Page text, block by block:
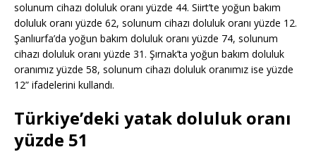
solunum cihazı doluluk oranı yüzde 44. Siirt’te yoğun bakım
doluluk oranı yüzde 62, solunum cihazı doluluk oranı yüzde 12.
Şanlıurfa’da yoğun bakım doluluk oranı yüzde 74, solunum
cihazı doluluk oranı yüzde 31. Şırnak’ta yoğun bakım doluluk
oranımız yüzde 58, solunum cihazı doluluk oranımız ise yüzde
12” ifadelerini kullandı.
Türkiye’deki yatak doluluk oranı
yüzde 51